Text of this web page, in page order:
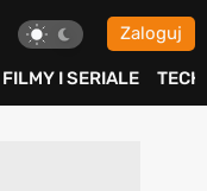
Zaloguj
FILMY I SERIALE TECH